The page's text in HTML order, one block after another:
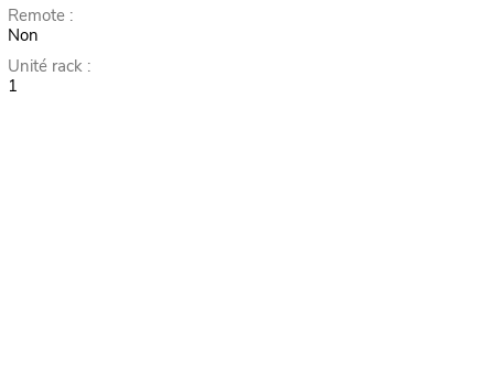
Remote :
Non
Unité rack :
1